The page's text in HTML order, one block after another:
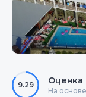
9.29 Оценка
На